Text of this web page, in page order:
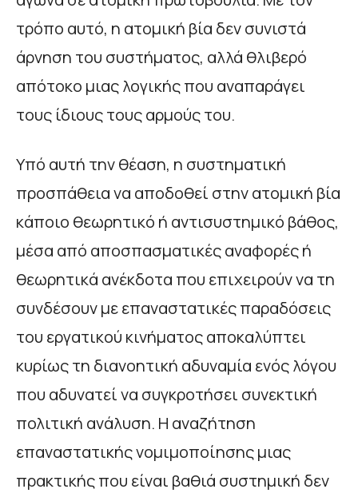
τρόπο αυτό, η ατομική βία δεν συνιστά
άρνηση του συστήματος, αλλά θλιβερό
απότοκο μιας λογικής που αναπαράγει
τους ίδιους τους αρμούς του.
Υπό αυτή την θέαση, η συστηματική
προσπάθεια να αποδοθεί στην ατομική βία
κάποιο θεωρητικό ή αντισυστημικό βάθος,
μέσα από αποσπασματικές αναφορές ή
θεωρητικά ανέκδοτα που επιχειρούν να τη
συνδέσουν με επαναστατικές παραδόσεις
του εργατικού κινήματος αποκαλύπτει
κυρίως τη διανοητική αδυναμία ενός λόγου
που αδυνατεί να συγκροτήσει συνεκτική
πολιτική ανάλυση. Η αναζήτηση
επαναστατικής νομιμοποίησης μιας
πρακτικής που είναι βαθιά συστημική δεν